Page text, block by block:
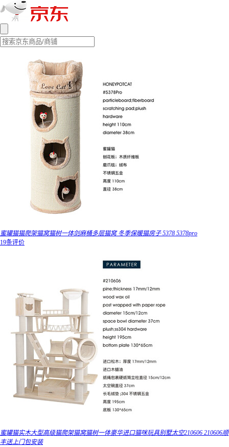
蜜罐猫猫爬架猫窝猫树一体剑麻桶多层猫窝 冬季保暖猫房子 5378 5378pro
19条评价
蜜罐猫实木大型高级猫爬架猫窝猫树一体豪华进口猫咪玩具别墅太空210606 210606顺
丰送上门包安装